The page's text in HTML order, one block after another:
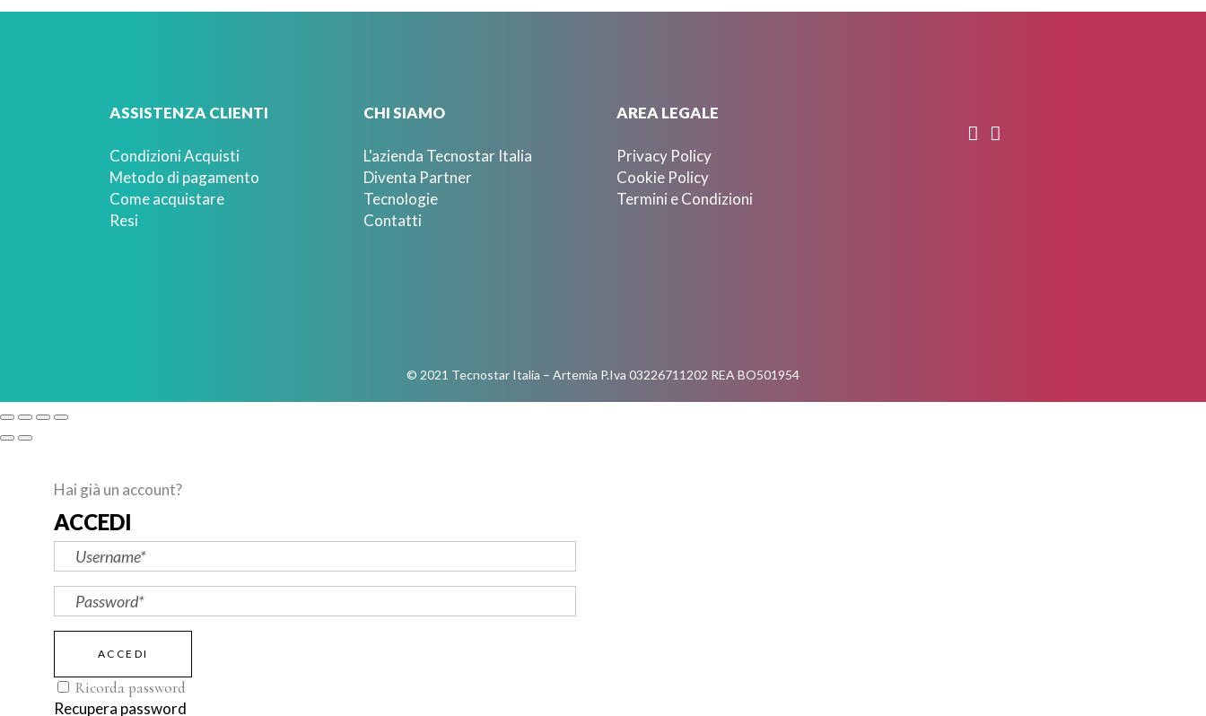
ASSISTENZA CLIENTI
Condizioni Acquisti
Metodo di pagamento
Come acquistare
Resi
CHI SIAMO
L'azienda Tecnostar Italia
Diventa Partner
Tecnologie
Contatti
AREA LEGALE
Privacy Policy
Cookie Policy
Termini e Condizioni
© 2021 Tecnostar Italia – Artemia P.Iva 03226711202 REA BO501954
Hai già un account?
ACCEDI
ACCEDI
Ricorda password
Recupera password